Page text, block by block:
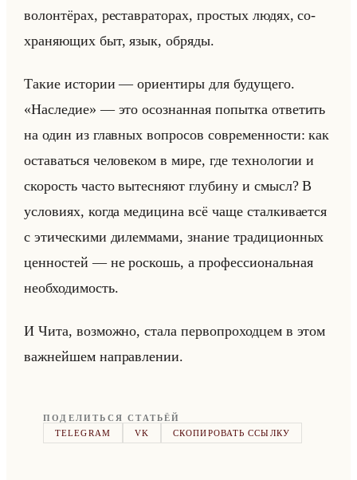
во­лон­тё­рах, ре­став­ра­то­рах, про­стых людях, со­
хра­ня­ющих быт, язык, об­ря­ды.
Такие ис­то­рии — ори­ен­ти­ры для бу­ду­ще­го.
«Наследие» — это осо­знан­ная по­пыт­ка от­ве­тить
на один из глав­ных во­про­сов со­вре­мен­но­сти: как
оста­ваться че­ло­ве­ком в мире, где тех­но­ло­гии и
ско­рость часто вы­тес­ня­ют глу­би­ну и смысл? В
усло­ви­ях, когда ме­ди­ци­на всё чаще стал­ки­ва­ет­ся
с эти­че­ски­ми ди­лем­ма­ми, зна­ние тра­ди­ци­он­ных
цен­но­стей — не рос­кошь, а про­фес­си­ональная
необ­хо­ди­мость.
И Чита, воз­мож­но, стала пер­во­про­ход­цем в этом
важ­нейшем на­прав­ле­нии.
ПОДЕЛИТЬСЯ СТАТЬЁЙ
TELEGRAM
VK СКОПИРОВАТЬ ССЫЛКУ